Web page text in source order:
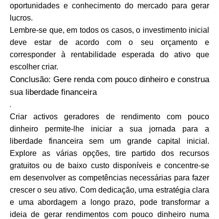
oportunidades e conhecimento do mercado para gerar
lucros.
Lembre-se que, em todos os casos, o investimento inicial
deve estar de acordo com o seu orçamento e
corresponder à rentabilidade esperada do ativo que
escolher criar.
Conclusão: Gere renda com pouco dinheiro e construa
sua liberdade financeira
.
Criar activos geradores de rendimento com pouco
dinheiro permite-lhe iniciar a sua jornada para a
liberdade financeira sem um grande capital inicial.
Explore as várias opções, tire partido dos recursos
gratuitos ou de baixo custo disponíveis e concentre-se
em desenvolver as competências necessárias para fazer
crescer o seu ativo. Com dedicação, uma estratégia clara
e uma abordagem a longo prazo, pode transformar a
ideia de gerar rendimentos com pouco dinheiro numa